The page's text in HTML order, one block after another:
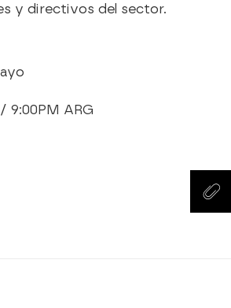
y directivos del sector.
9:00PM ARG